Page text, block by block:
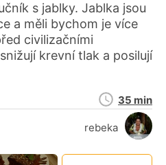
s jablky. Jablka jsou
a měli bychom je více
civilizačními
krevní tlak a posilují
rebeka
Doba
přípravy
35 min